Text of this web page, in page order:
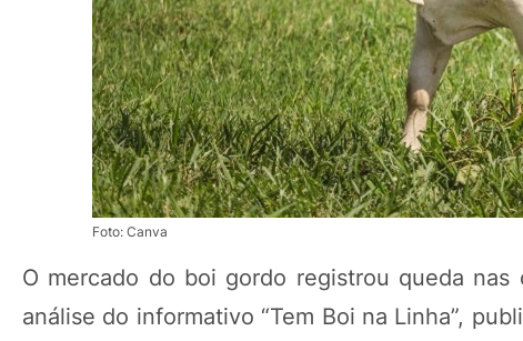
Foto: Canva
O mercado do boi gordo registrou queda
análise do informativo “Tem Boi na Linha”,